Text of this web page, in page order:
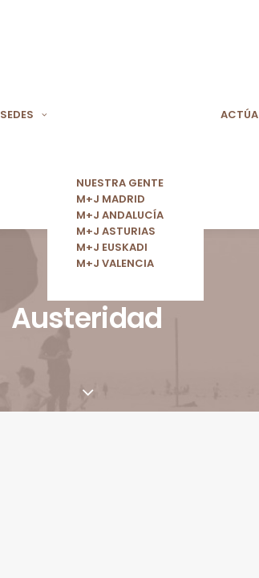
SEDES
NUESTRA GENTE
M+J MADRID
M+J ANDALUCÍA
M+J ASTURIAS
M+J EUSKADI
M+J VALENCIA
ACTÚA
Austeridad